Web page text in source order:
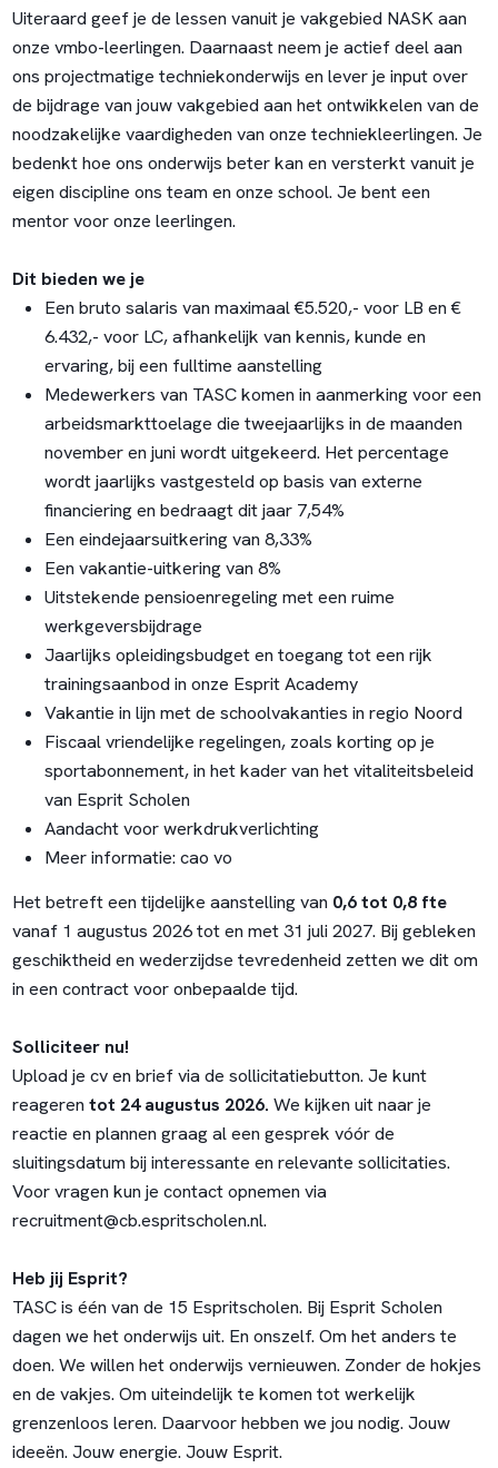
Uiteraard geef je de lessen vanuit je vakgebied NASK aan
onze vmbo-leerlingen. Daarnaast neem je actief deel aan
ons projectmatige techniekonderwijs en lever je input over
de bijdrage van jouw vakgebied aan het ontwikkelen van de
noodzakelijke vaardigheden van onze techniekleerlingen. Je
bedenkt hoe ons onderwijs beter kan en versterkt vanuit je
eigen discipline ons team en onze school. Je bent een
mentor voor onze leerlingen.
Dit bieden we je
Een bruto salaris van maximaal €5.520,- voor LB en €
6.432,- voor LC, afhankelijk van kennis, kunde en
ervaring, bij een fulltime aanstelling
Medewerkers van TASC komen in aanmerking voor een
arbeidsmarkttoelage die tweejaarlijks in de maanden
november en juni wordt uitgekeerd. Het percentage
wordt jaarlijks vastgesteld op basis van externe
financiering en bedraagt dit jaar 7,54%
Een eindejaarsuitkering van 8,33%
Een vakantie-uitkering van 8%
Uitstekende pensioenregeling met een ruime
werkgeversbijdrage
Jaarlijks opleidingsbudget en toegang tot een rijk
trainingsaanbod in onze Esprit Academy
Vakantie in lijn met de schoolvakanties in regio Noord
Fiscaal vriendelijke regelingen, zoals korting op je
sportabonnement, in het kader van het vitaliteitsbeleid
van Esprit Scholen
Aandacht voor werkdrukverlichting
Meer informatie: cao vo
Het betreft een tijdelijke aanstelling van 0,6 tot 0,8 fte
vanaf 1 augustus 2026 tot en met 31 juli 2027. Bij gebleken
geschiktheid en wederzijdse tevredenheid zetten we dit om
in een contract voor onbepaalde tijd.
Solliciteer nu!
Upload je cv en brief via de sollicitatiebutton. Je kunt
reageren tot 24 augustus 2026. We kijken uit naar je
reactie en plannen graag al een gesprek vóór de
sluitingsdatum bij interessante en relevante sollicitaties.
Voor vragen kun je contact opnemen via
recruitment@cb.espritscholen.nl.
Heb jij Esprit?
TASC is één van de 15 Espritscholen. Bij Esprit Scholen
dagen we het onderwijs uit. En onszelf. Om het anders te
doen. We willen het onderwijs vernieuwen. Zonder de hokjes
en de vakjes. Om uiteindelijk te komen tot werkelijk
grenzenloos leren. Daarvoor hebben we jou nodig. Jouw
ideeën. Jouw energie. Jouw Esprit.